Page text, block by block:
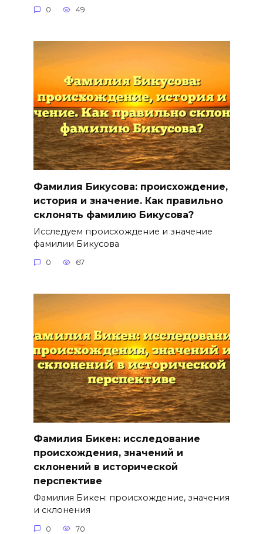
0 49
Фамилия Бикусова: происхождение,
история и значение. Как правильно
склонять фамилию Бикусова?
Исследуем происхождение и значение
фамилии Бикусова
0 67
Фамилия Бикен: исследование
происхождения, значений и
склонений в исторической
перспективе
Фамилия Бикен: происхождение, значения
и склонения
0 70